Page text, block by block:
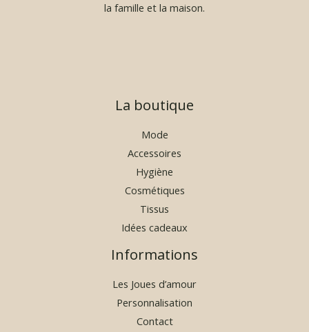
,
2
0
€
la famille et la maison.
La boutique
Mode
Accessoires
Hygiène
Cosmétiques
Tissus
Idées cadeaux
Informations
Les Joues d’amour
Personnalisation
Contact